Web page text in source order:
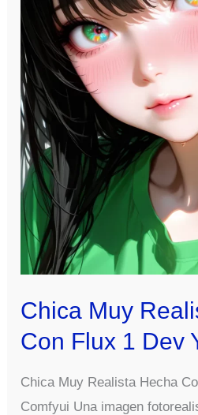
Chica Muy
Con Flux 1 Dev
Chica Muy Realista Hecha
Comfyui Una imagen